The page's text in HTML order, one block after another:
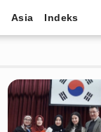
Asia Indeks